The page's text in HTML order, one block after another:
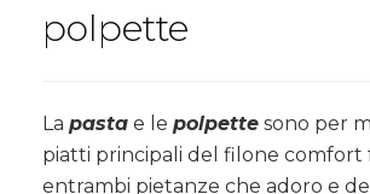
polpette
La pasta e le polpette sono per
piatti principali del filone comfort
entrambi pietanze che adoro e